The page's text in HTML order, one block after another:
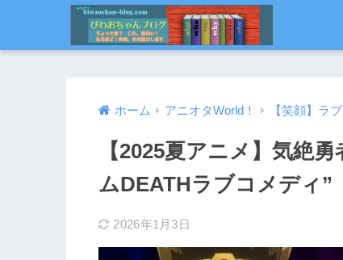
ホーム アニオタWorld！ 【笑顔】ラ
【2025夏アニメ】気絶
ムDEATHラブコメディ”
2026年1月3日